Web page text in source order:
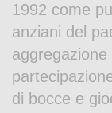
1992 come
anziani del
di bocce e